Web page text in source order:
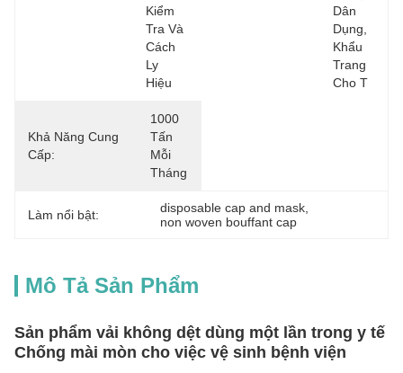
Kiểm
Tra Và
Cách
Ly
Hiệu
Dân
Dụng,
Khẩu
Trang
Cho T
Khả Năng Cung
Cấp:
1000
Tấn
Mỗi
Tháng
Làm nổi bật: disposable cap and mask
non woven bouffant cap
Mô Tả Sản Phẩm
Sản phẩm vải không dệt dùng một lần trong y tế
Chống mài mòn cho việc vệ sinh bệnh viện